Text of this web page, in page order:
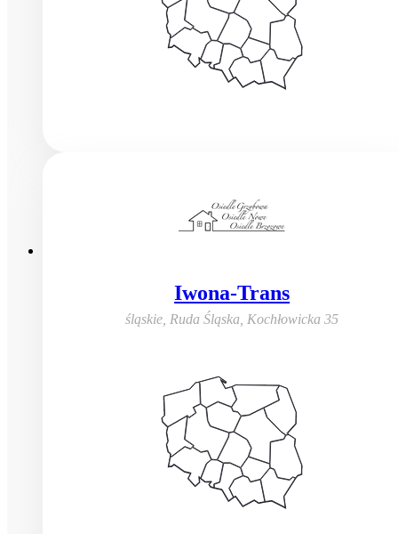
Iwona-Trans
śląskie, Ruda Śląska Kochłowicka 35